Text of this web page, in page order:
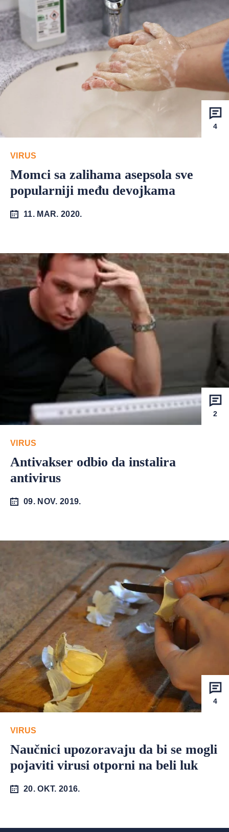
4
VIRUS
Momci sa zalihama asepsola sve
popularniji među devojkama
11. MAR. 2020.
2
VIRUS
Antivakser odbio da instalira
antivirus
09. NOV. 2019.
4
VIRUS
Naučnici upozoravaju da bi se mogli
pojaviti virusi otporni na beli luk
20. OKT. 2016.